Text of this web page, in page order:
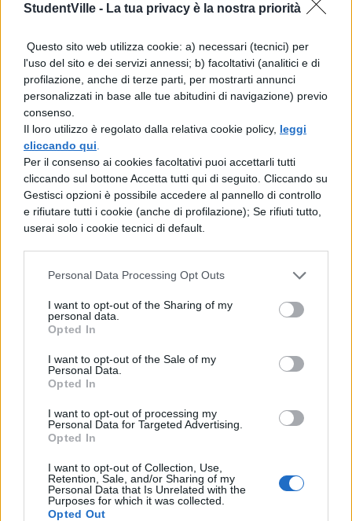
StudentVille - La tua privacy è la nostra priorità
Questo sito web utilizza cookie: a) necessari (tecnici) per
l'uso del sito e dei servizi annessi; b) facoltativi (analitici e di
profilazione, anche di terze parti, per mostrarti annunci
personalizzati in base alle tue abitudini di navigazione) previo
consenso.
Il loro utilizzo è regolato dalla relativa cookie policy, leggi
cliccando qui
Per il consenso ai cookies facoltativi puoi accettarli tutti
cliccando sul bottone Accetta tutti qui di seguito. Cliccando su
Gestisci opzioni è possibile accedere al pannello di controllo
e rifiutare tutti i cookie (anche di profilazione); Se rifiuti tutto,
userai solo i cookie tecnici di default.
Personal Data Processing Opt Outs
I want to opt-out of the Sharing of my
personal data.
Opted In
I want to opt-out of the Sale of my
Personal Data.
Opted In
I want to opt-out of processing my
Personal Data for Targeted Advertising.
Opted In
I want to opt-out of Collection, Use,
Retention, Sale, and/or Sharing of my
Personal Data that Is Unrelated with the
Purposes for which it was collected.
Opted Out
Curiazio, aveva mandato in prigione D.
Bruto e P. Scipione - che uomini, e quanto
grandi !-, fatto questo mai verificatosi in
passato. Ma il tribunato di C. Gracco con le
turbolenze e con quei pugnali, che egli
stesso affermò d'aver gettato nel Foro,
affinchè con essi i cittadini si sgozzassero
fra di loro, non sconvolse forse del tutto le
condizioni dello Stato? E che altro dovrei
dire ormai di Saturnino, di Sulpicio, di tutti
gli altri? E questi lo Stato non potè
allontanare da sé senza l'uso delle armi.
TI POTREBBE INTERESSARE
PERIODO CLASSICO
De Legibus, Libro 1, Paragrafo 12